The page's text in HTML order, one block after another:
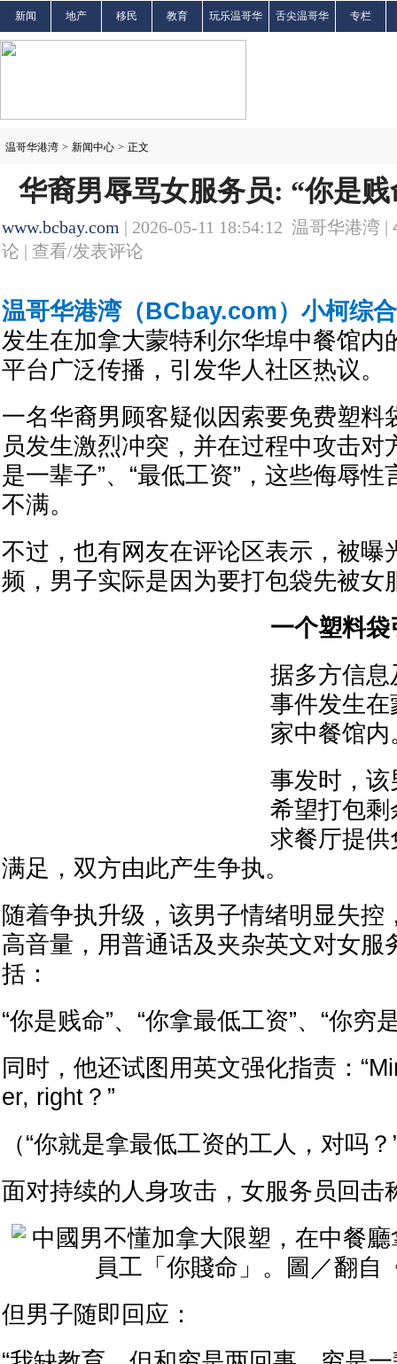
新闻 地产 移民 教育 玩乐温哥华 舌尖温哥华 专栏
温哥华港湾 > 新闻中心 > 正文
华裔男辱骂女服务员: “你是
www.bcbay.com | 2026-05-11 18:54:12 温哥华港湾 |
论 | 查看/发表评论
温哥华港湾（BCbay.com）小柯综
发生在加拿大蒙特利尔华埠中餐馆内
平台广泛传播，引发华人社区热议。
一名华裔男顾客疑似因索要免费塑料
员发生激烈冲突，并在过程中攻击对
是一辈子”、“最低工资”，这些侮辱
不满。
不过，也有网友在评论区表示，被曝
频，男子实际是因为要打包袋先被女
一个塑料
据多方信
事件发生
家中餐馆内
事发时，
希望打包
求餐厅提
满足，双方由此产生争执。
随着争执升级，该男子情绪明显失控
高音量，用普通话及夹杂英文对女服
括：
“你是贱命”、“你拿最低工资”、“你穷
同时，他还试图用英文强化指责：
er, right？”
（“你就是拿最低工资的工人，对吗？
面对持续的人身攻击，女服务员回击
但男子随即回应：